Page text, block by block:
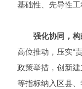
基础性、先导性工
强化协同，构
高位推动，压实“
政策举措，创新
等指标纳入区县、